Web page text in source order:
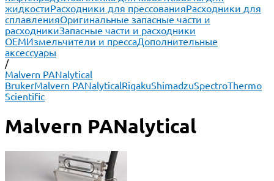
жидкостиРасходники для прессованияРасходники для
сплавленияОригинальные запасные части и
расходникиЗапасные части и расходники
ОЕМИзмельчители и прессаДополнительные
аксессуары
/
Malvern PANalytical
BrukerMalvern PANalyticalRigakuShimadzuSpectroThermo
Scientific
Malvern PANalytical